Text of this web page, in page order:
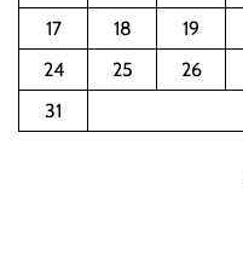
c
i
17
18 19
24
25 26
31